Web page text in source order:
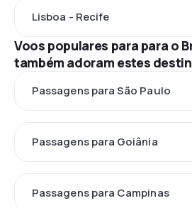
Lisboa - Recife
Voos populares para para o
também adoram estes
Passagens para São Paulo
Passagens para Goiânia
Passagens para Campinas